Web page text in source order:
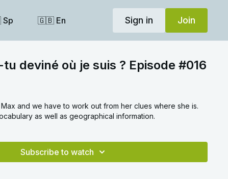
🇬🇧 En Sign in Join
deviné où je suis ? Episode #016
and we have to work out from her clues where she is.
as well as geographical information.
Subscribe to watch